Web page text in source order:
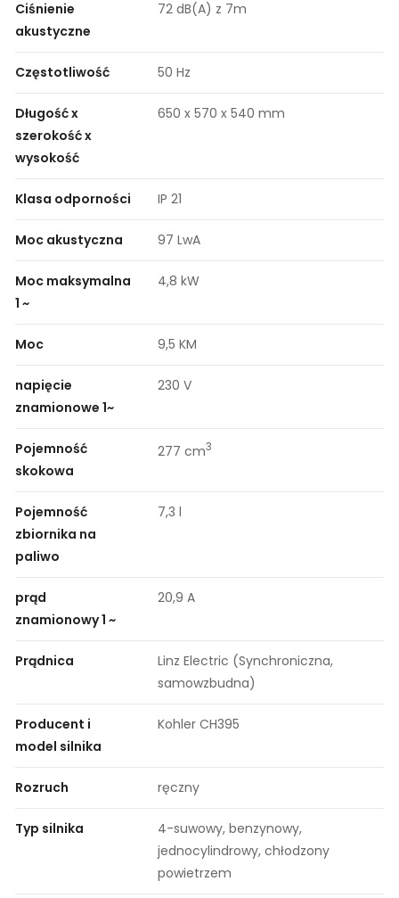
Ciśnienie
akustyczne
72 dB(A) z 7m
Częstotliwość 50 Hz
Długość x
szerokość x
wysokość
650 x 570 x 540 mm
Klasa odporności IP 21
Moc akustyczna 97 LwA
Moc maksymalna
1 ~
4,8 kW
Moc 9,5 KM
napięcie
znamionowe 1~
230 V
Pojemność
skokowa
277 cm3
Pojemność
zbiornika na
paliwo
7,3 l
prąd
znamionowy 1 ~
20,9 A
Prądnica
Linz Electric (Synchroniczna,
samowzbudna)
Producent i
model silnika
Kohler CH395
Rozruch ręczny
Typ silnika
4-suwowy, benzynowy,
jednocylindrowy, chłodzony
powietrzem